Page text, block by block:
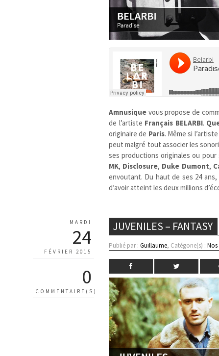
Amnusique vous propose de
de l’artiste Français BELARBI.
originaire de Paris. Même si
peut malgré tout associer les
ses productions originales ou pour
MK, Disclosure, Duke Dumont,
envoutant. Du haut de ses 24 ans,
d’avoir atteint les deux millions
MARDI
24
FÉVRIER 2015
0
COMMENTAIRE(S)
JUVENILES – FANTASY
Publié par :Guillaume, Catégorie(s) :